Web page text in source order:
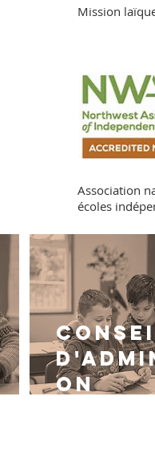
Mission
Association
écoles
on